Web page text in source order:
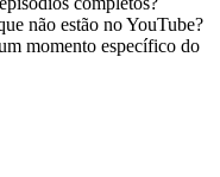
não estão no YouTube?
momento específico do